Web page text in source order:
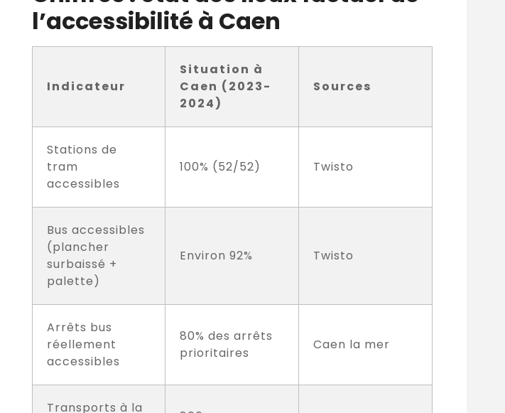
l’accessibilité à Caen
Indicateur
Situation à
Caen (2023-
2024)
Sources
Stations de
tram
accessibles
100% (52/52) Twisto
Bus accessibles
(plancher
surbaissé +
palette)
Environ 92% Twisto
Arrêts bus
réellement
accessibles
80% des arrêts
prioritaires
Caen la mer
Transports à la